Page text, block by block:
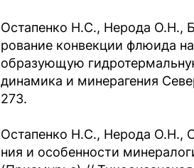
Остапенко Н.С., Нерода О.Н.,
рование конвекции флюида
образующую
динамика и минерагения
273.
Остапенко Н.С., Нерода О.Н.,
ния и особенности